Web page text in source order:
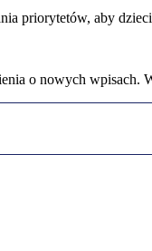
priorytetów, aby
o nowych wpisach.